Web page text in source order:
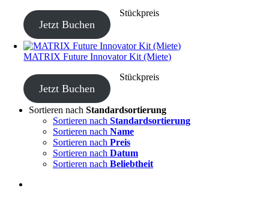
CHF40.00–CHF190.00 Stückpreis
Jetzt Buchen
MATRIX Future Innovator Kit (Miete)
CHF40.00–CHF190.00 Stückpreis
Jetzt Buchen
Sortieren nach Standardsortierung
Sortieren nach Standardsortierung
Sortieren nach Name
Sortieren nach Preis
Sortieren nach Datum
Sortieren nach Beliebtheit